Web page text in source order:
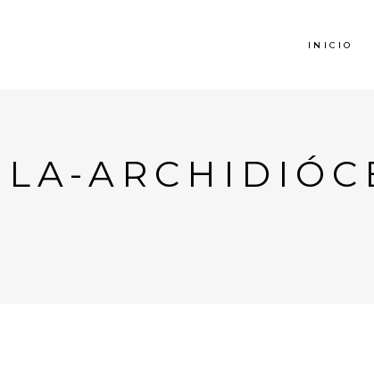
INICIO